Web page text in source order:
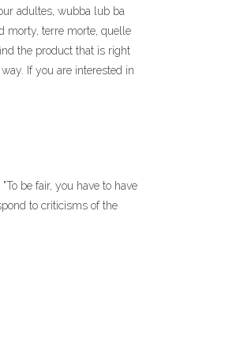
adultes, wubba lub ba
morty, terre morte, quelle
the product that is right
If you are interested in
be fair, you have to have
to criticisms of the